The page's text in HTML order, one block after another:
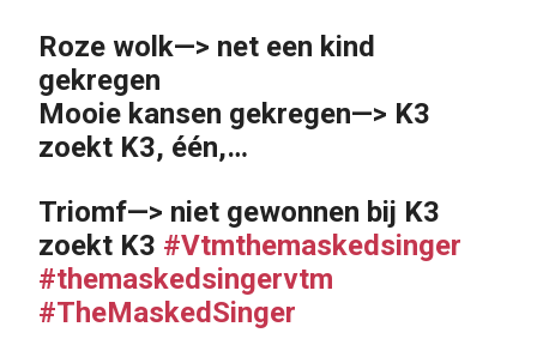
Roze wolk—> net een kind
gekregen
Mooie kansen gekregen—> K3
zoekt K3, één,…
Triomf—> niet gewonnen bij K3
zoekt K3 #Vtmthemaskedsinger
#themaskedsingervtm
#TheMaskedSinger